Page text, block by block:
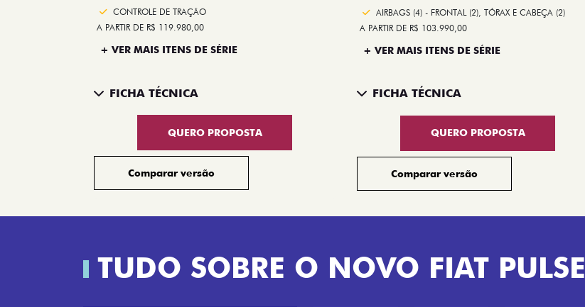
CONTROLE DE TRAÇÃO
A PARTIR DE R$ 119.980,00
+ VER MAIS ITENS DE SÉRIE
FICHA TÉCNICA
QUERO PROPOSTA
Comparar versão
AIRBAGS (4) - FRONTAL (2), TÓRAX E CABEÇA (2)
A PARTIR DE R$ 103.990,00
+ VER MAIS ITENS DE SÉRIE
FICHA TÉCNICA
QUERO PROPOSTA
Comparar versão
TUDO SOBRE O NOVO FIAT PULSE